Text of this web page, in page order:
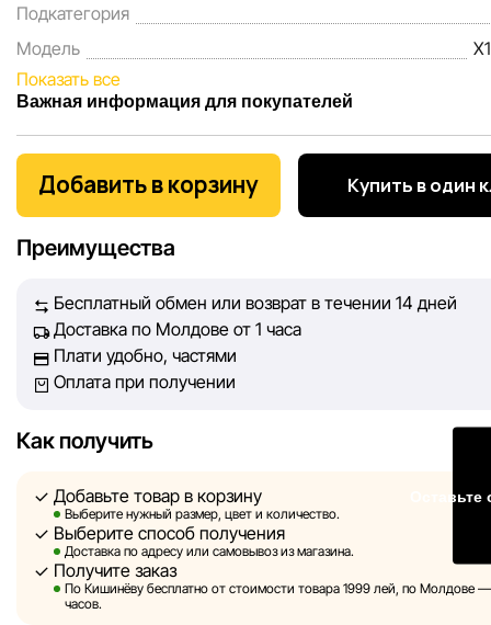
Подкатегория
Модель
Показать все
Важная информация для покупателей
покупателей. Каждый день мы работаем над тем, чтобы
информация о товарах и услугах, представленная на
обеспечить вас достоверной информацией, чтобы вы
Однако, несмотря на постоянный контроль, Sportlandia
гарантировать абсолютную точность всех данных,
сайте, ввиду возможных технических ошибок или сбоев.
сторонних ресурсах, ссылки на которые могут быть
Sportlandia оставляет за собой право в одностороннем
без предварительного уведомления вносить изменения в
характеристики и потребительские свойства товаров.
Изображения, представленные на сайте, являются
Добавить в корзину Купить в один
Преимущества
Бесплатный обмен или возврат в течении 14 дней
Доставка по Молдове от 1 часа
Плати удобно, частями
Оплата при получении
Как получить
Добавьте товар в корзину
Выберите нужный размер, цвет и количество.
Выберите способ получения
Доставка по адресу или самовывоз из магазина.
Получите заказ
По Кишинёву бесплатно от стоимости товара 1999 лей, по Молдове —
часов.
Оставьте